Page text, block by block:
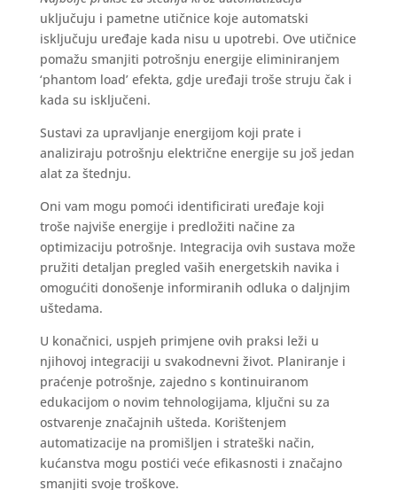
uključuju i pametne utičnice koje automatski
isključuju uređaje kada nisu u upotrebi. Ove utičnice
pomažu smanjiti potrošnju energije eliminiranjem
‘phantom load’ efekta, gdje uređaji troše struju čak i
kada su isključeni.
Sustavi za upravljanje energijom koji prate i
analiziraju potrošnju električne energije su još jedan
alat za štednju.
Oni vam mogu pomoći identificirati uređaje koji
troše najviše energije i predložiti načine za
optimizaciju potrošnje. Integracija ovih sustava može
pružiti detaljan pregled vaših energetskih navika i
omogućiti donošenje informiranih odluka o daljnjim
uštedama.
U konačnici, uspjeh primjene ovih praksi leži u
njihovoj integraciji u svakodnevni život. Planiranje i
praćenje potrošnje, zajedno s kontinuiranom
edukacijom o novim tehnologijama, ključni su za
ostvarenje značajnih ušteda. Korištenjem
automatizacije na promišljen i strateški način,
kućanstva mogu postići veće efikasnosti i značajno
smanjiti svoje troškove.